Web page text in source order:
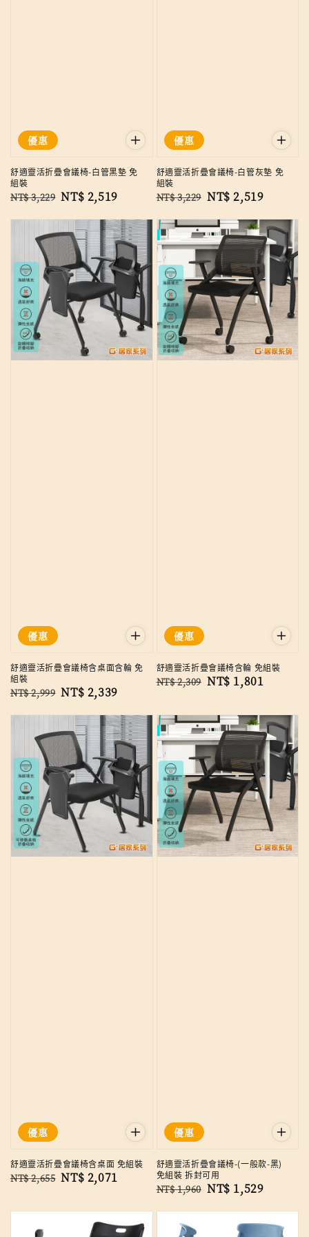
優惠
舒適靈活折疊會議椅-白管黑墊 免
組裝
Regular
NT$ 3,229 Sale
NT$ 2,519
優惠
舒適靈活折疊會議椅-白管灰墊 免
組裝
Regular
NT$ 3,229 Sale
NT$ 2,519
優惠
舒適靈活折疊會議椅含桌面含輪 免
組裝
Regular
NT$ 2,999 Sale
NT$ 2,339
優惠
舒適靈活折疊會議椅含輪 免組裝
Regular
NT$ 2,309 Sale
NT$ 1,801
優惠
舒適靈活折疊會議椅含桌面 免組裝
Regular
NT$ 2,655 Sale
NT$ 2,071
優惠
舒適靈活折疊會議椅-(一般款-黑)
免組裝 拆封可用
Regular
NT$ 1,960 Sale
NT$ 1,529